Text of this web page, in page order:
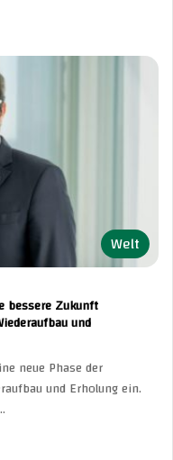
Welt
bessere Zukunft
und
neue Phase der
und Erholung ein.